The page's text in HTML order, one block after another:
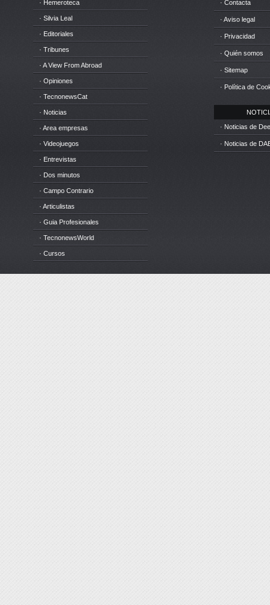
· Hemeroteca
· Silvia Leal
· Editoriales
· Tribunes
· A View From Abroad
· Opiniones
· TecnonewsCat
· Noticias
· Area empresas
· Videojuegos
· Entrevistas
· Dos minutos
· Campo Contrario
· Articulistas
· Guia Profesionales
· TecnonewsWorld
· Cursos
· Contacta
· Aviso legal
· Privacidad
· Quién somos
· Sitemap
· Política de
· Noticias de
· Noticias de